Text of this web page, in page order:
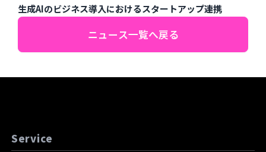
生成AIのビジネス導入におけるスタートアップ連携
ニュース一覧へ戻る
Service